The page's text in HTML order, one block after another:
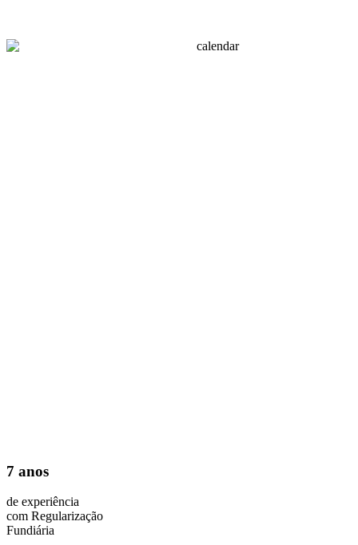
7 anos
de experiência
com Regularização
Fundiária